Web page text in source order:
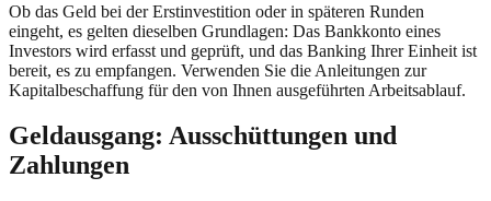
Ob das Geld bei der Erstinvestition oder in späteren Runden
eingeht, es gelten dieselben Grundlagen: Das Bankkonto eines
Investors wird erfasst und geprüft, und das Banking Ihrer Einheit ist
bereit, es zu empfangen. Verwenden Sie die Anleitungen zur
Kapitalbeschaffung für den von Ihnen ausgeführten Arbeitsablauf.
Geldausgang: Ausschüttungen und
Zahlungen